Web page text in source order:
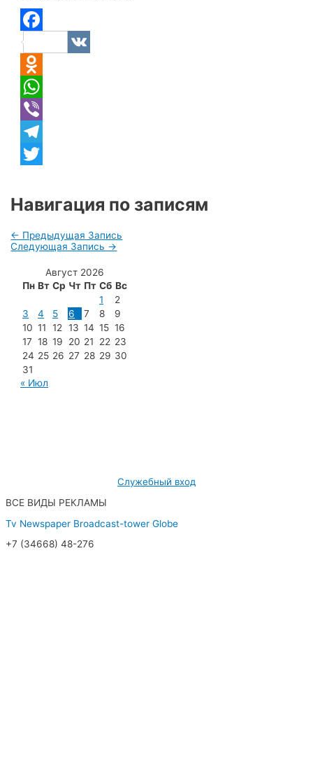
Facebook
VK
Odnoklassniki
WhatsApp
Viber
Telegram
Навигация по записям
← Предыдущая Запись
Следующая Запись →
Август 2026
Пн Вт Ср Чт Пт Сб Вс
1
2
3
4 5 6 7 8
9
10 11 12 13 14 15 16
17 18 19 20 21 22 23
24 25 26 27 28 29 30
31
« Июл
Служебный вход
ВСЕ ВИДЫ РЕКЛАМЫ
Tv Newspaper Broadcast-tower Globe
+7 (34668) 48-276